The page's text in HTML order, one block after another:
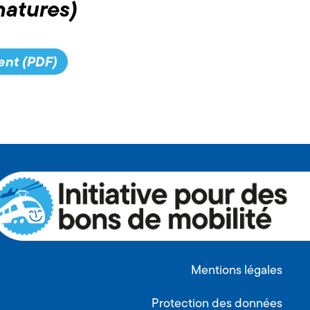
(PDF)
Mentions légales
Protection des données